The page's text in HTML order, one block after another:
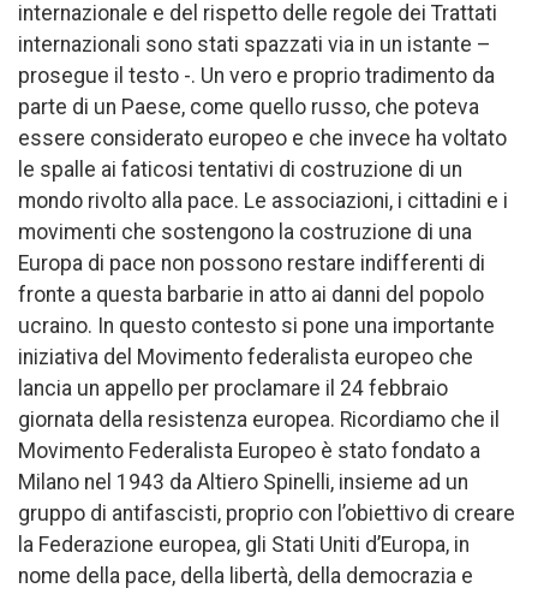
internazionale e del rispetto delle regole dei Trattati
internazionali sono stati spazzati via in un istante –
prosegue il testo -. Un vero e proprio tradimento da
parte di un Paese, come quello russo, che poteva
essere considerato europeo e che invece ha voltato
le spalle ai faticosi tentativi di costruzione di un
mondo rivolto alla pace. Le associazioni, i cittadini e i
movimenti che sostengono la costruzione di una
Europa di pace non possono restare indifferenti di
fronte a questa barbarie in atto ai danni del popolo
ucraino. In questo contesto si pone una importante
iniziativa del Movimento federalista europeo che
lancia un appello per proclamare il 24 febbraio
giornata della resistenza europea. Ricordiamo che il
Movimento Federalista Europeo è stato fondato a
Milano nel 1943 da Altiero Spinelli, insieme ad un
gruppo di antifascisti, proprio con l’obiettivo di creare
la Federazione europea, gli Stati Uniti d’Europa, in
nome della pace, della libertà, della democrazia e